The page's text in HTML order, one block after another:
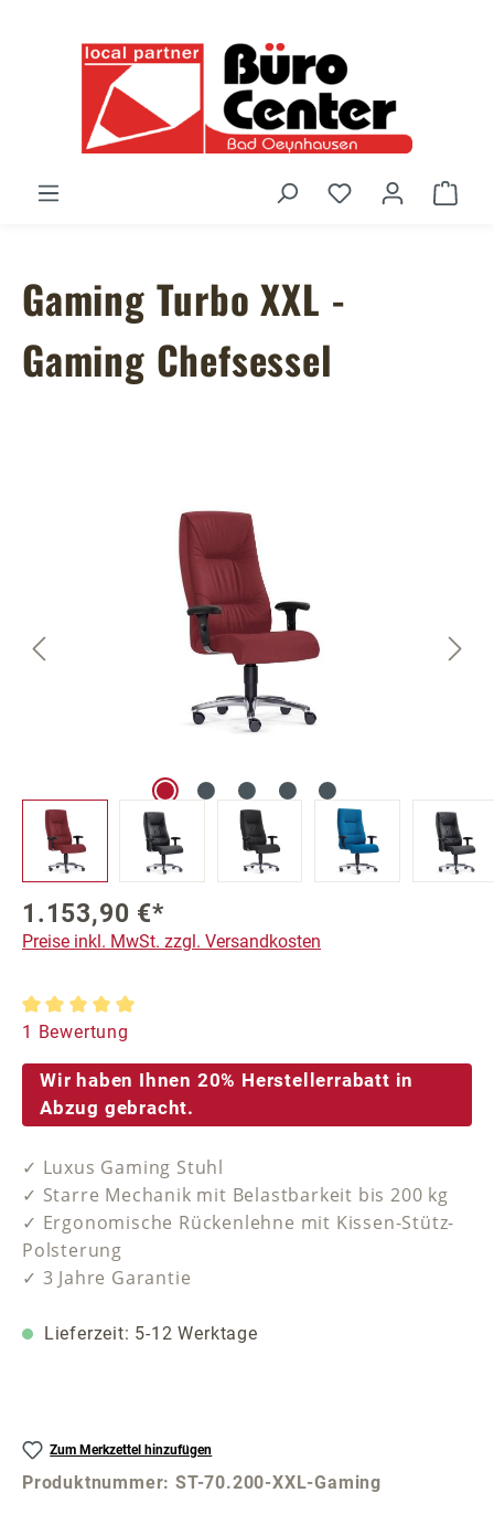
Du hast 0
Gaming Turbo XXL -
Gaming Chefsessel
Bildergalerie überspringen
1.153,90 €*
Preise inkl. MwSt. zzgl. Versandkosten
Durchschnittliche Bewertung von 5 von 5 Sternen
1 Bewertung
Wir haben Ihnen 20% Herstellerrabatt in
Abzug gebracht.
✓ Luxus Gaming Stuhl
✓ Starre Mechanik mit Belastbarkeit bis 200 kg
✓ Ergonomische Rückenlehne mit Kissen-Stütz-
Polsterung
✓ 3 Jahre Garantie
Lieferzeit: 5-12 Werktage
Zum Merkzettel hinzufügen
Produktnummer:ST-70.200-XXL-Gaming